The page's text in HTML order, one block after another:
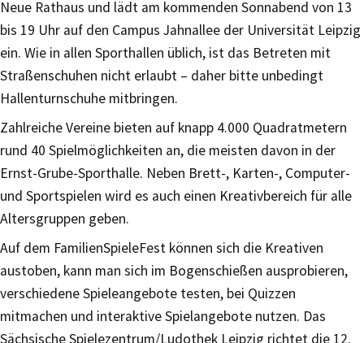
Neue Rathaus und lädt am kommenden Sonnabend von 13
bis 19 Uhr auf den Campus Jahnallee der Universität Leipzig
ein. Wie in allen Sporthallen üblich, ist das Betreten mit
Straßenschuhen nicht erlaubt – daher bitte unbedingt
Hallenturnschuhe mitbringen.
Zahlreiche Vereine bieten auf knapp 4.000 Quadratmetern
rund 40 Spielmöglichkeiten an, die meisten davon in der
Ernst-Grube-Sporthalle. Neben Brett-, Karten-, Computer-
und Sportspielen wird es auch einen Kreativbereich für alle
Altersgruppen geben.
Auf dem FamilienSpieleFest können sich die Kreativen
austoben, kann man sich im Bogenschießen ausprobieren,
verschiedene Spieleangebote testen, bei Quizzen
mitmachen und interaktive Spielangebote nutzen. Das
Sächsische Spielezentrum/Ludothek Leipzig richtet die 12.